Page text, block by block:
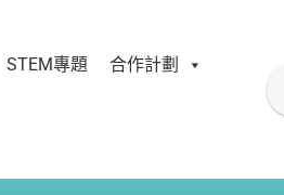
STEM專題 合作計劃